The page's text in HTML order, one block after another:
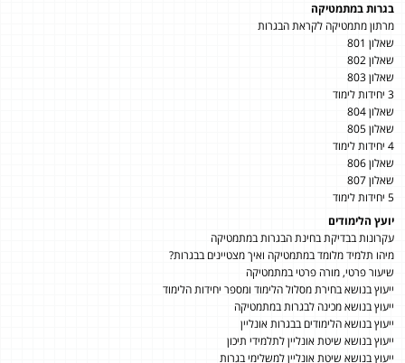
בגרות במתמטיקה
מרתון מתמטיקה לקראת הבגרות
שאלון 801
שאלון 802
שאלון 803
3 יחידות לימוד
שאלון 804
שאלון 805
4 יחידות לימוד
שאלון 806
שאלון 807
5 יחידות לימוד
יועץ הלימודים
עקרונות בבדיקת בחינת הבגרות במתמטיקה
מיהו תלמיד מלומד במתמטיקה ואיך מצטיינים בבגרות?
שיעור פרטי, מורה פרטי במתמטיקה
ייעוץ בנושא בחירת מסלול הלימוד ומספר יחידות הלימוד
ייעוץ בנושא מכינה לבגרות במתמטיקה
ייעוץ בנושא הלימודים בבגרות אונליין
ייעוץ בנושא שיטת אונליין לתלמידי תיכון
ייעוץ בנושא שיטת אונליין למשלימי בגרות